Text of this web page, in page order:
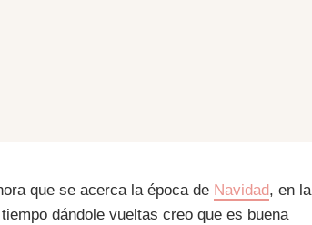
que se acerca la época de Navidad, en la
dándole vueltas creo que es buena